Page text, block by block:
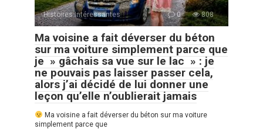
Histoires Intéressantes 0 808
Ma voisine a fait déverser du béton
sur ma voiture simplement parce que
je » gâchais sa vue sur le lac » : je
ne pouvais pas laisser passer cela,
alors j’ai décidé de lui donner une
leçon qu’elle n’oublierait jamais
Ma voisine a fait déverser du béton sur ma voiture
simplement parce que